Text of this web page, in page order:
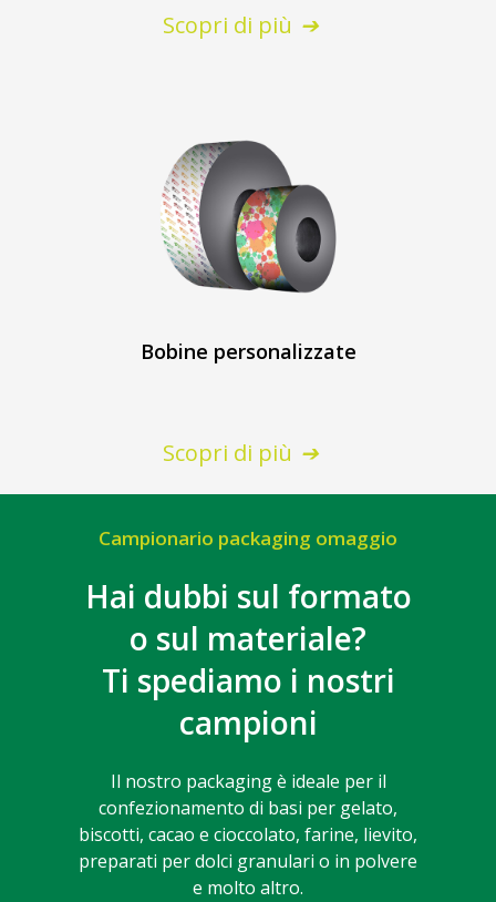
Scopri di più
Bobine personalizzate
Scopri di più
Campionario packaging omaggio
Hai dubbi sul formato
o sul materiale?
Ti spediamo i nostri
campioni
Il nostro packaging è ideale per il
confezionamento di basi per gelato,
biscotti, cacao e cioccolato, farine, lievito,
preparati per dolci granulari o in polvere
e molto altro.